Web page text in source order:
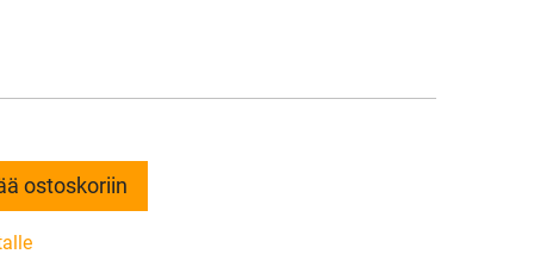
ostoskoriin